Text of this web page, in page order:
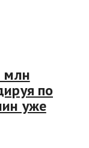
млн
по
уже